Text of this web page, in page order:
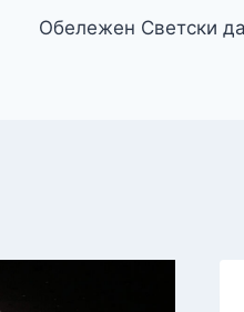
Обележен Светски